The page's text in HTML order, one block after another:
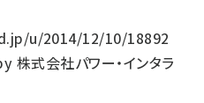
u/2014/12/10/18892
株式会社パワー・インタラ